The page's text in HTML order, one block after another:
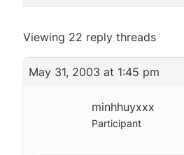
Viewing 22 reply threads
May 31, 2003 at 1:45 pm
minhhuyxxx
Participant